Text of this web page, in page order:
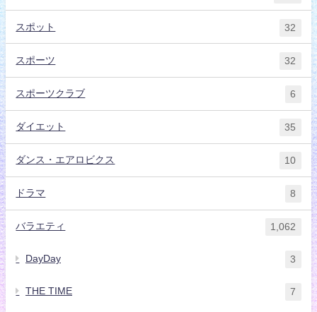
スポット 32
スポーツ 32
スポーツクラブ 6
ダイエット 35
ダンス・エアロビクス 10
ドラマ 8
バラエティ 1,062
DayDay 3
THE TIME 7